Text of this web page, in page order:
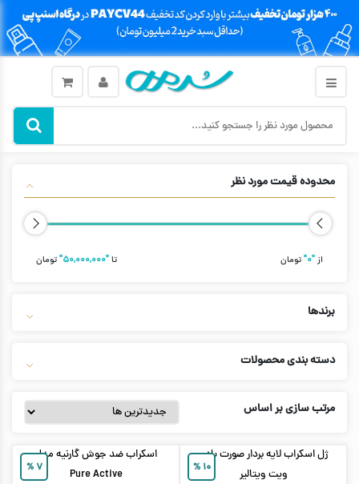
محدوده قیمت مورد نظر
از"۰" تومان تا"۵۰,۰۰۰,۰۰۰" تومان
برندها
دسته بندی محصولات
مرتب سازی بر اساس
۱۰ %
ژل اسکراب لایه بردار صورت بادی
ویت ویتالیر
۷ %
اسکراب ضد جوش گارنیه مدل
Pure Active